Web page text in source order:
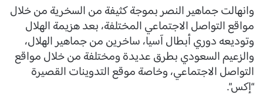
وانهالت جماهير النصر بموجة كثيفة من السخرية من خلال
مواقع التواصل الاجتماعي المختلفة، بعد هزيمة الهلال
وتوديعه دوري أبطال آسيا، ساخرين من جماهير الهلال،
والزعيم السعودي بطرق عديدة ومختلفة من خلال مواقع
التواصل الاجتماعي، وخاصة موقع التدوينات القصيرة
“إكس”.